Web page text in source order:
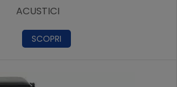
ACUSTICI
SCOPRI